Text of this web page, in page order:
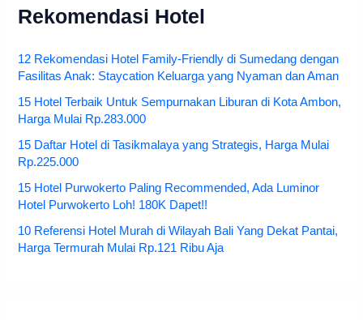
Rekomendasi Hotel
12 Rekomendasi Hotel Family-Friendly di Sumedang dengan
Fasilitas Anak: Staycation Keluarga yang Nyaman dan Aman
15 Hotel Terbaik Untuk Sempurnakan Liburan di Kota Ambon,
Harga Mulai Rp.283.000
15 Daftar Hotel di Tasikmalaya yang Strategis, Harga Mulai
Rp.225.000
15 Hotel Purwokerto Paling Recommended, Ada Luminor
Hotel Purwokerto Loh! 180K Dapet!!
10 Referensi Hotel Murah di Wilayah Bali Yang Dekat Pantai,
Harga Termurah Mulai Rp.121 Ribu Aja